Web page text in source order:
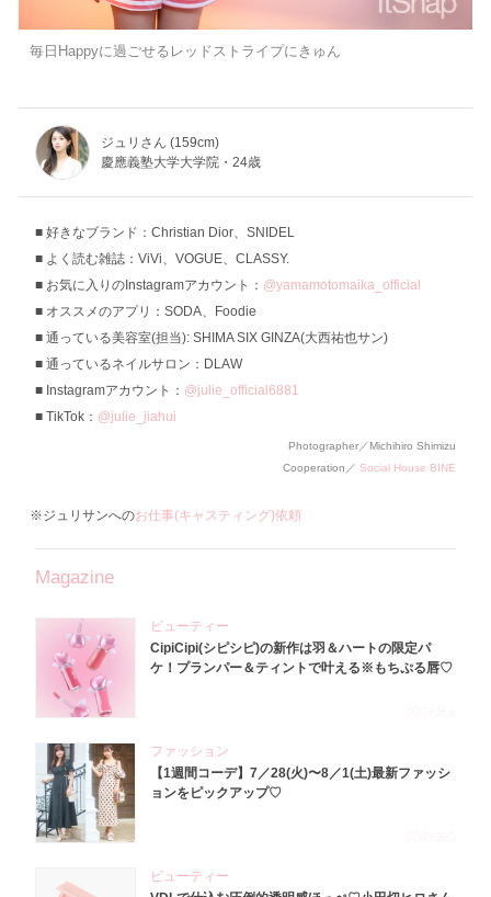
毎日Happyに過ごせるレッドストライプにきゅん
ジュリさん (159cm)
慶應義塾大学大学院・24歳
好きなブランド：Christian Dior、SNIDEL
よく読む雑誌：ViVi、VOGUE、CLASSY.
お気に入りのInstagramアカウント： @yamamotomaika_official
オススメのアプリ：SODA、Foodie
通っている美容室(担当): SHIMA SIX GINZA(大西祐也サン)
通っているネイルサロン：DLAW
Instagramアカウント： @julie_official6881
TikTok： @julie_jiahui
Photographer／Michihiro Shimizu
Cooperation／ Social House BINE
※ジュリサンへのお仕事(キャスティング)依頼
Magazine
ビューティー
CipiCipi(シピシピ)の新作は羽＆ハートの限定パ
ケ！プランパー＆ティントで叶える※もちぷる唇♡
ファッション
【1週間コーデ】7／28(火)〜8／1(土)最新ファッシ
ョンをピックアップ♡
ビューティー